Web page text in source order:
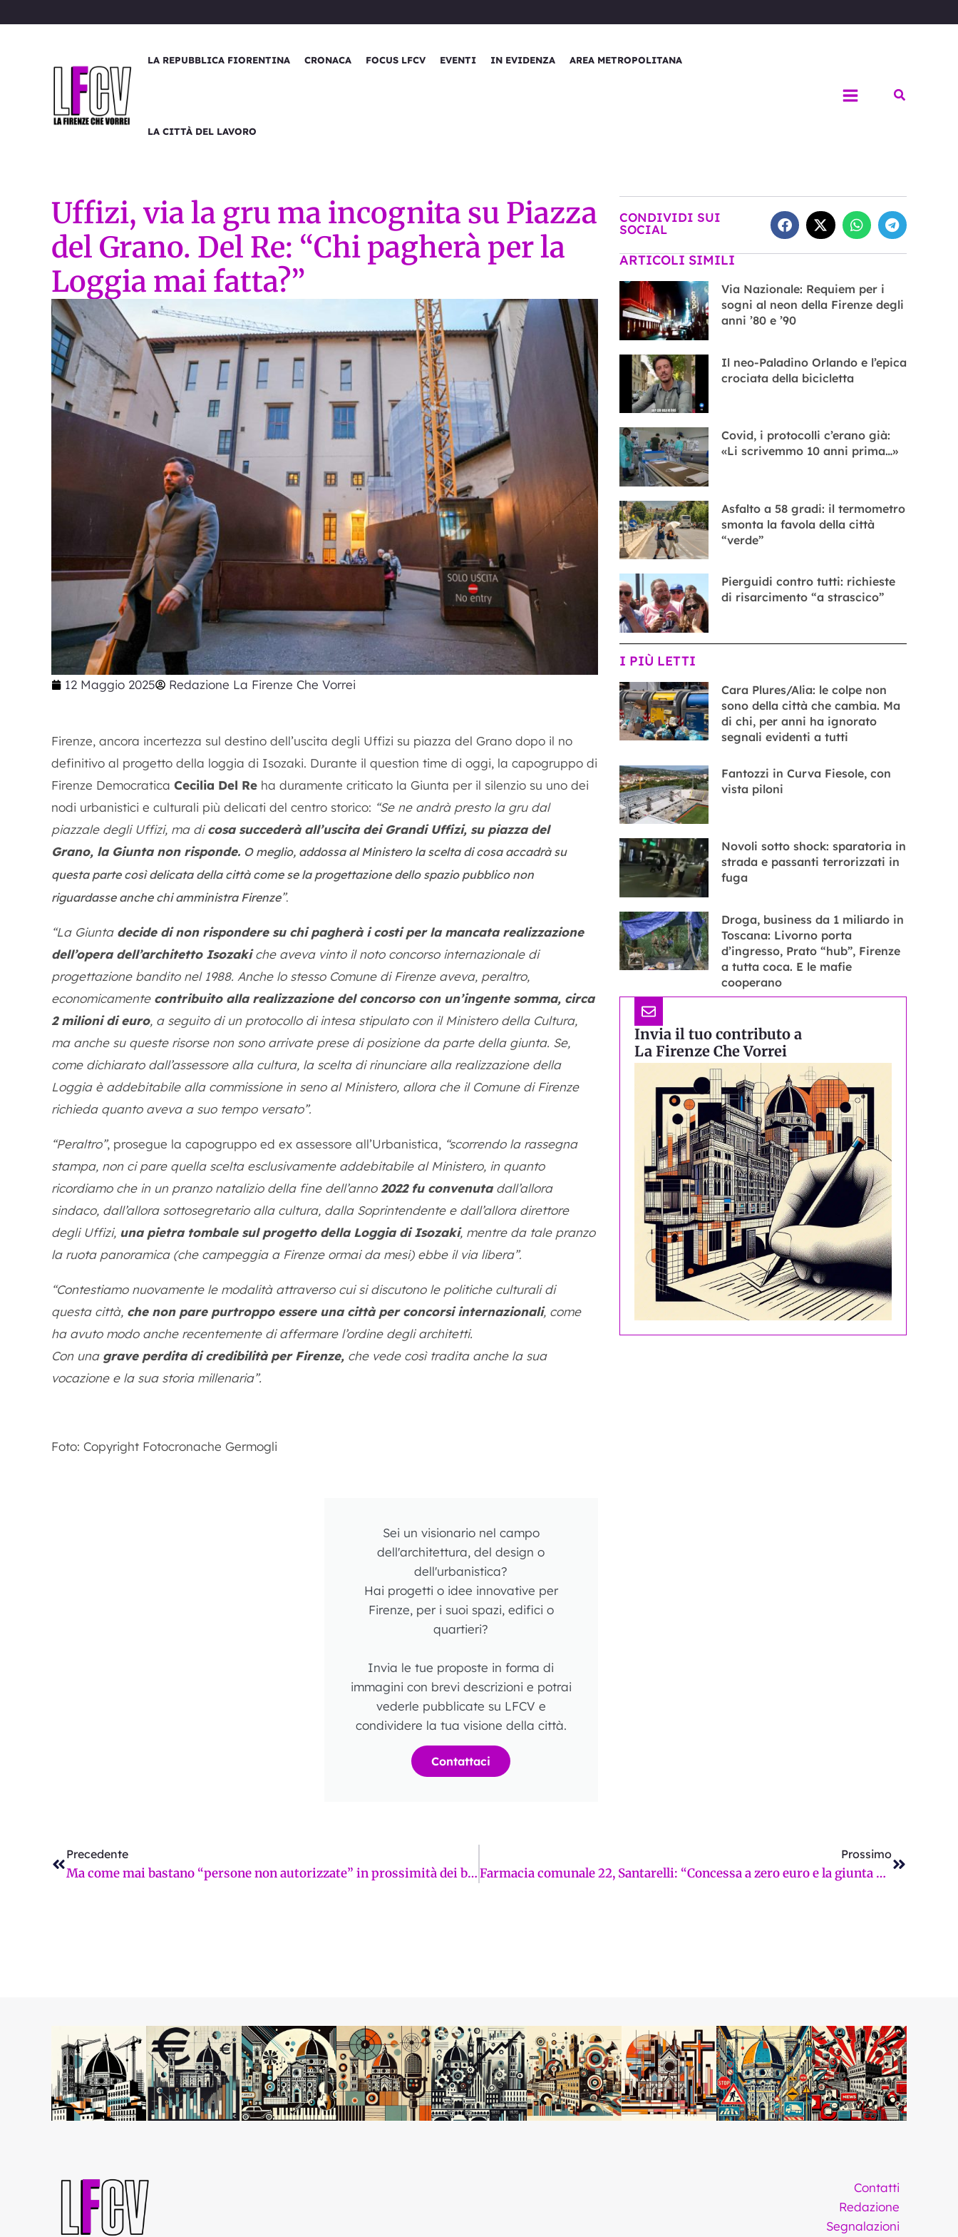
al
LA REPUBBLICA FIORENTINA CRONACA FOCUS LFCV EVENTI IN EVIDENZA AREA METROPOLITANA
LA CITTÀ DEL LAVORO
Cerca
Uffizi, via la gru ma incognita su Piazza
del Grano. Del Re: “Chi pagherà per la
Loggia mai fatta?”
12 Maggio 2025 Redazione La Firenze Che Vorrei
Firenze, ancora incertezza sul destino dell’uscita degli Uffizi su piazza del Grano dopo il no
definitivo al progetto della loggia di Isozaki. Durante il question time di oggi, la capogruppo di
Firenze Democratica Cecilia Del Re ha duramente criticato la Giunta per il silenzio su uno dei
nodi urbanistici e culturali più delicati del centro storico: “Se ne andrà presto la gru dal
piazzale degli Uffizi, ma dicosa succederà all’uscita dei Grandi Uffizi, su piazza del
Grano, la Giunta non risponde. O meglio, addossa al Ministero la scelta di cosa accadrà su
questa parte così delicata della città come se la progettazione dello spazio pubblico non
riguardasse anche chi amministra Firenze”.
“La Giunta decide di non rispondere su chi pagherà i costi per la mancata realizzazione
dell’opera dell’architetto Isozakiche aveva vinto il noto concorso internazionale di
progettazione bandito nel 1988. Anche lo stesso Comune di Firenze aveva, peraltro,
economicamente contribuito alla realizzazione del concorso con un’ingente somma, circa
2 milioni di euro, a seguito di un protocollo di intesa stipulato con il Ministero della Cultura,
ma anche su queste risorse non sono arrivate prese di posizione da parte della giunta. Se,
come dichiarato dall’assessore alla cultura, la scelta di rinunciare alla realizzazione della
Loggia è addebitabile alla commissione in seno al Ministero, allora che il Comune di Firenze
richieda quanto aveva a suo tempo versato”.
“Peraltro”, prosegue la capogruppo ed ex assessore all’Urbanistica, “scorrendo la rassegna
stampa, non ci pare quella scelta esclusivamente addebitabile al Ministero, in quanto
ricordiamo che in un pranzo natalizio della fine dell’anno 2022 fu convenutadall’allora
sindaco, dall’allora sottosegretario alla cultura, dalla Soprintendente e dall’allora direttore
degli Uffizi, una pietra tombale sul progetto della Loggia di Isozaki, mentre da tale pranzo
la ruota panoramica (che campeggia a Firenze ormai da mesi) ebbe il via libera”.
“Contestiamo nuovamente le modalità attraverso cui si discutono le politiche culturali di
questa città, che non pare purtroppo essere una città per concorsi internazionali, come
ha avuto modo anche recentemente di affermare l’ordine degli architetti.
Con una grave perdita di credibilità per Firenze, che vede così tradita anche la sua
vocazione e la sua storia millenaria”.
Foto: Copyright Fotocronache Germogli
Sei un visionario nel campo
dell'architettura, del design o
dell'urbanistica?
Hai progetti o idee innovative per
Firenze, per i suoi spazi, edifici o
quartieri?
Invia le tue proposte in forma di
immagini con brevi descrizioni e potrai
vederle pubblicate su LFCV e
condividere la tua visione della città.
Contattaci
CONDIVIDI SUI
SOCIAL
ARTICOLI SIMILI
Via Nazionale: Requiem per i
sogni al neon della Firenze degli
anni ’80 e ’90
Il neo-Paladino Orlando e l’epica
crociata della bicicletta
Covid, i protocolli c’erano già:
«Li scrivemmo 10 anni prima…»
Asfalto a 58 gradi: il termometro
smonta la favola della città
“verde”
Pierguidi contro tutti: richieste
di risarcimento “a strascico”
I PIÙ LETTI
Cara Plures/Alia: le colpe non
sono della città che cambia. Ma
di chi, per anni ha ignorato
segnali evidenti a tutti
Fantozzi in Curva Fiesole, con
vista piloni
Novoli sotto shock: sparatoria in
strada e passanti terrorizzati in
fuga
Droga, business da 1 miliardo in
Toscana: Livorno porta
d’ingresso, Prato “hub”, Firenze
a tutta coca. E le mafie
cooperano
Invia il tuo contributo a
La Firenze Che Vorrei
Precedente
Ma come mai bastano “persone non autorizzate” in prossimità dei binari per bloccare tutto il traffico ferroviario? Bianchini (FdI) presenta un’interrogazione
Prossimo
Farmacia comunale 22, Santarelli: “Concessa a zero euro e la giunta non risponde”
Contatti
Redazione
Segnalazioni